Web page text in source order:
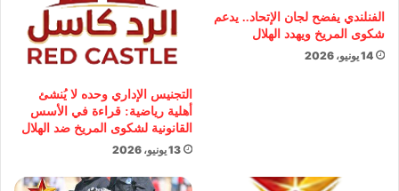
الفنلندي يفضح لجان الإتحاد.. يدعم
شكوى المريخ ويهدد الهلال
14 يونيو، 2026
التجنيس الإداري وحده لا يُنشئ
أهلية رياضية: قراءة في الأسس
القانونية لشكوى المريخ ضد الهلال
13 يونيو، 2026